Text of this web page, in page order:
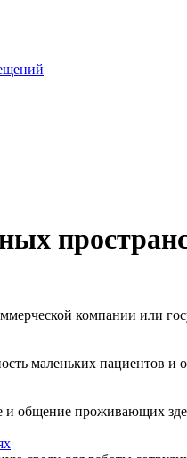
компании или
маленьких пациентов и
общение проживающих